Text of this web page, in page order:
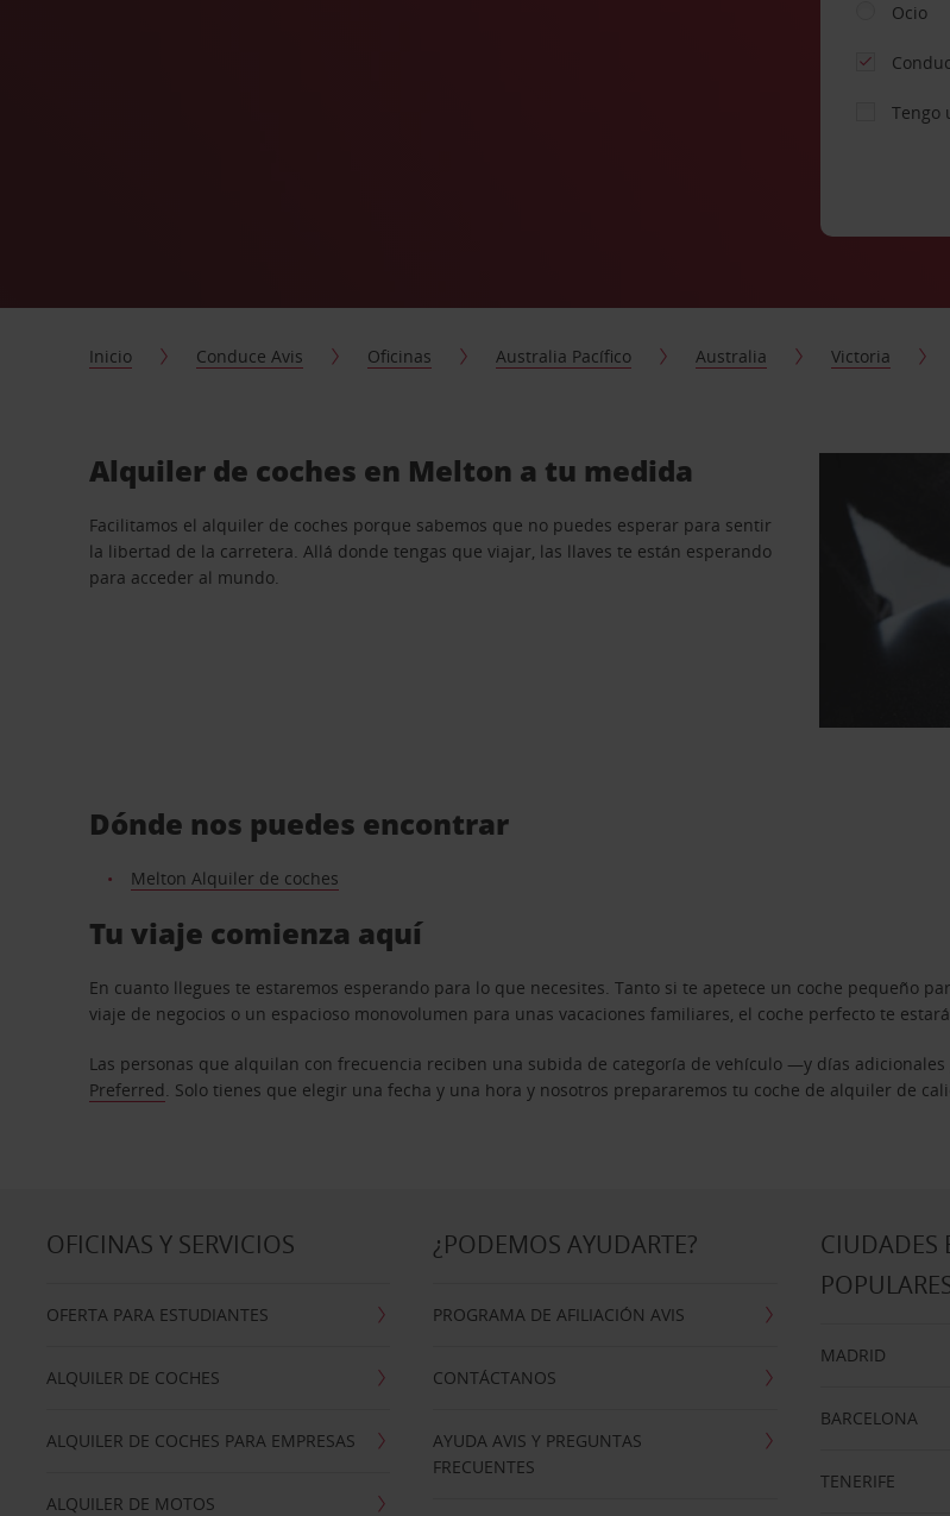
Ocio
Tengo
Inicio Conduce Avis Oficinas Australia Pacífico Australia Victoria
Alquiler de coches en Melton a tu medida
Facilitamos el alquiler de coches porque sabemos que no puedes esperar para sentir
la libertad de la carretera. Allá donde tengas que viajar, las llaves te están esperando
para acceder al mundo.
Dónde nos puedes encontrar
Melton Alquiler de coches
Tu viaje comienza aquí
En cuanto llegues te estaremos esperando para lo que necesites. Tanto si te apetece un coche pequeño
viaje de negocios o un espacioso monovolumen para unas vacaciones familiares, el coche perfecto te
Las personas que alquilan con frecuencia reciben una subida de categoría de vehículo —y días
Preferred. Solo tienes que elegir una fecha y una hora y nosotros prepararemos tu coche de alquiler de
OFICINAS Y SERVICIOS
OFERTA PARA ESTUDIANTES
ALQUILER DE COCHES
ALQUILER DE COCHES PARA EMPRESAS
ALQUILER DE MOTOS
¿PODEMOS AYUDARTE?
PROGRAMA DE AFILIACIÓN AVIS
CONTÁCTANOS
AYUDA AVIS Y PREGUNTAS
FRECUENTES
CIUDADES
MADRID
BARCELONA
TENERIFE